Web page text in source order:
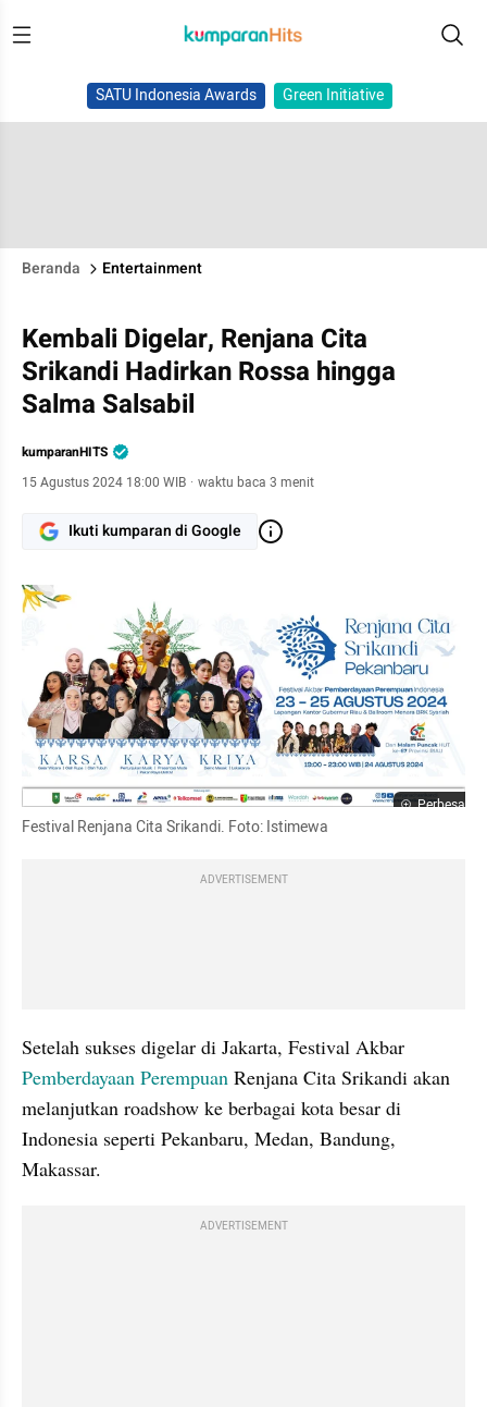
SATU Indonesia Awards Green Initiative
Beranda Entertainment
Kembali Digelar, Renjana Cita
Srikandi Hadirkan Rossa hingga
Salma Salsabil
kumparanHITS
15 Agustus 2024 18:00 WIB · waktu baca 3 menit
Ikuti kumparan di Google
Perbesar
Festival Renjana Cita Srikandi. Foto: Istimewa
ADVERTISEMENT
Pemberdayaan Perempuan Renjana Cita Srikandi akan
melanjutkan roadshow ke berbagai kota besar di
Indonesia seperti Pekanbaru, Medan, Bandung,
Makassar.
ADVERTISEMENT